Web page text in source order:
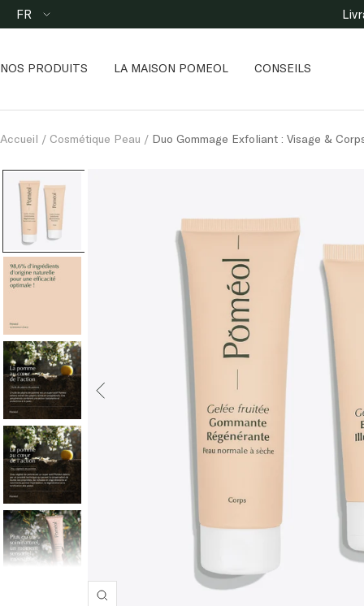
Passer
au
Langue
FR
NOS PRODUITS LA MAISON POMEOL CONSEILS
Accueil Cosmétique Peau Duo Gommage Exfoliant : Visage &